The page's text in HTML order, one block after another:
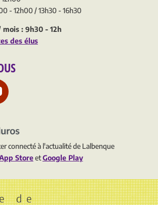
- 12h00 / 13h30 - 16h30
mois : 9h30 - 12h
des élus
connecté à l'actualité de Lalbenque
StoreetGoogle Play